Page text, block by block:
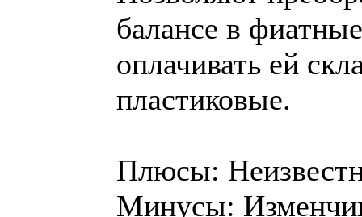
балансе в
оплачивать ей
пластиковые.
Плюсы:
Минусы: